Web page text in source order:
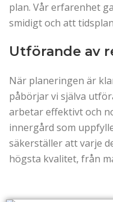
plan. Vår erfarenhet
smidigt och att
Utförande av
När planeringen är
påbörjar vi själva
arbetar effektivt och
innergård som
säkerställer att varje
högsta kvalitet, från